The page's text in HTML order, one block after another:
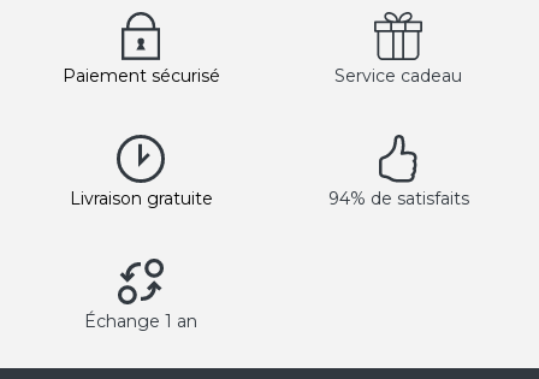
Paiement sécurisé Service cadeau
Livraison gratuite 94% de satisfaits
Échange 1 an